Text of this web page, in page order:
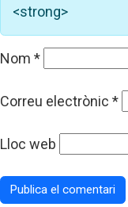
<strong>
Nom *
Correu electrònic *
Lloc web